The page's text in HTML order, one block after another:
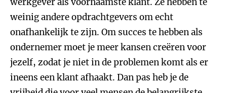
weinig andere opdrachtgevers om echt
onafhankelijk te zijn. Om succes te hebben als
ondernemer moet je meer kansen creëren voor
jezelf, zodat je niet in de problemen komt als er
ineens een klant afhaakt. Dan pas heb je de